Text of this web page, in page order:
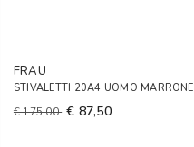
FRAU
STIVALETTI 20A4 UOMO MARRONE
€ 175,00 € 87,50